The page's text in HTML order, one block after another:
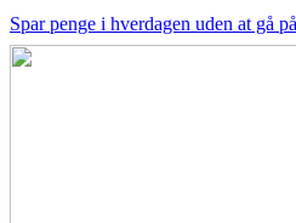
Spar penge i hverdagen uden at gå